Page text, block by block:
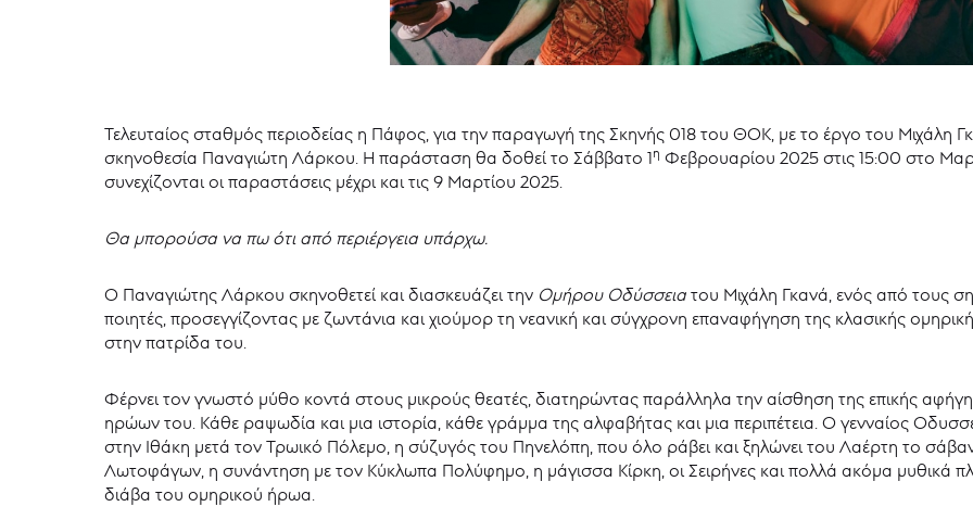
Τελευταίος σταθμός περιοδείας η Πάφος, για την παραγωγή της Σκηνής 018 του ΘΟΚ, με το έργο του Μιχάλη
σκηνοθεσία Παναγιώτη Λάρκου. Η παράσταση θα δοθεί το Σάββατο 1η Φεβρουαρίου 2025 στις 15:00 στο
συνεχίζονται οι παραστάσεις μέχρι και τις 9 Μαρτίου 2025.
Θα μπορούσα να πω ότι από περιέργεια υπάρχω.
Ο Παναγιώτης Λάρκου σκηνοθετεί και διασκευάζει την Ομήρου Οδύσσεια του Μιχάλη Γκανά, ενός από τους
ποιητές, προσεγγίζοντας με ζωντάνια και χιούμορ τη νεανική και σύγχρονη επαναφήγηση της κλασικής
στην πατρίδα του.
Φέρνει τον γνωστό μύθο κοντά στους μικρούς θεατές, διατηρώντας παράλληλα την αίσθηση της επικής
ηρώων του. Κάθε ραψωδία και μια ιστορία, κάθε γράμμα της αλφαβήτας και μια περιπέτεια. Ο γενναίος
στην Ιθάκη μετά τον Τρωικό Πόλεμο, η σύζυγός του Πηνελόπη, που όλο ράβει και ξηλώνει του Λαέρτη το
Λωτοφάγων, η συνάντηση με τον Κύκλωπα Πολύφημο, η μάγισσα Κίρκη, οι Σειρήνες και πολλά ακόμα μυθικά
διάβα του ομηρικού ήρωα.